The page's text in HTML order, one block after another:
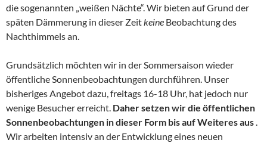
die sogenannten „weißen Nächte“. Wir bieten auf Grund der
späten Dämmerung in dieser Zeitkeine Beobachtung des
Nachthimmels an.
Grundsätzlich möchten wir in der Sommersaison wieder
öffentliche Sonnenbeobachtungen durchführen. Unser
bisheriges Angebot dazu, freitags 16-18 Uhr, hat jedoch nur
wenige Besucher erreicht. Daher setzen wir die öffentlichen
Sonnenbeobachtungen in dieser Form bis auf Weiteres aus.
Wir arbeiten intensiv an der Entwicklung eines neuen